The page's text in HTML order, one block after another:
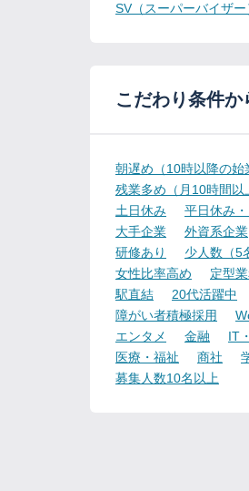
SV（スーパーバイザー
こだわり条件か
朝遅め（10時以降の始
残業多め（月10時間以
土日休み
平日休み
大手企業
外資系企業
研修あり
少人数（5
女性比率高め
定型
駅直結
20代活躍中
障がい者積極採用
エンタメ
金融 IT
医療・福祉
商社
募集人数10名以上